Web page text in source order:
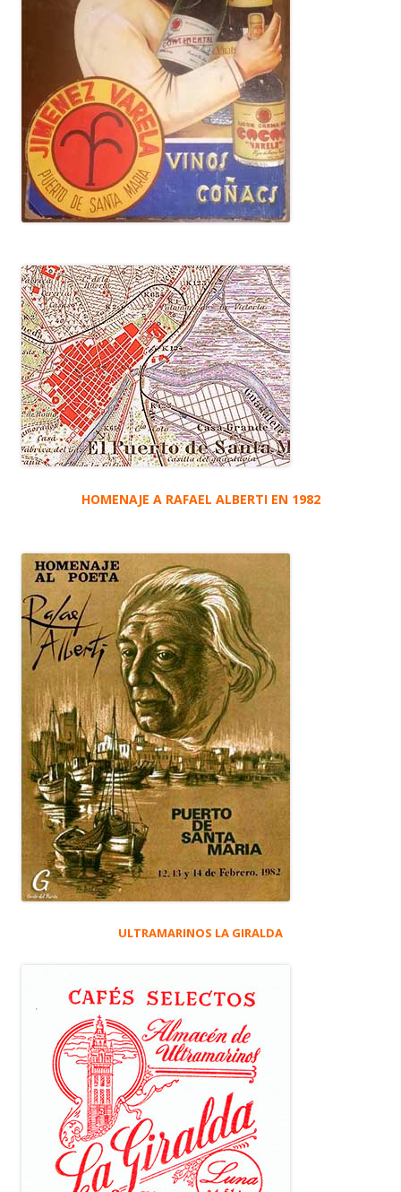
HOMENAJE A RAFAEL ALBERTI EN 1982
ULTRAMARINOS LA GIRALDA